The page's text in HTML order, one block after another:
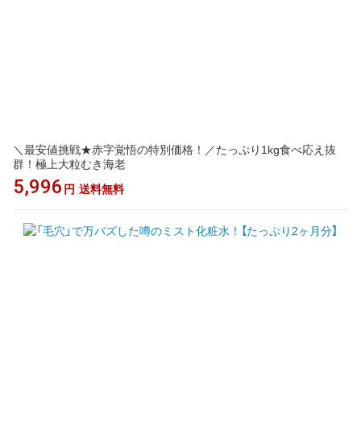
＼最安値挑戦★赤字覚悟の特別価格！／たっぷり1kg食べ応え抜
群！極上大粒むき海老
5,996 円 送料無料